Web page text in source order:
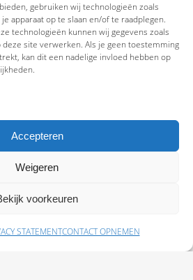
gebruiken wij technologieën zoals
apparaat op te slaan en/of te raadplegen.
technologieën kunnen wij gegevens zoals
site verwerken. Als je geen toestemming
kan dit een nadelige invloed hebben op
Accepteren
Weigeren
voorkeuren
STATEMENTCONTACT OPNEMEN
Afspraak maken Polissen